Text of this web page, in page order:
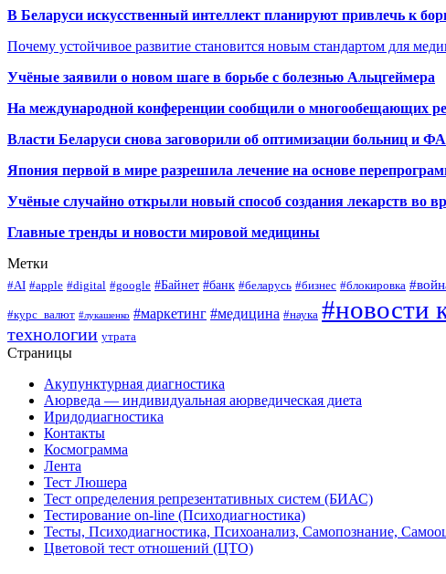
В Беларуси искусственный интеллект планируют привлечь к
Почему устойчивое развитие становится новым стандартом для
Учёные заявили о новом шаге в борьбе с болезнью Альцгеймера
На международной конференции сообщили о многообещающих
Власти Беларуси снова заговорили об оптимизации больниц и
Япония первой в мире разрешила лечение на основе
Учёные случайно открыли новый способ создания лекарств во
Главные тренды и новости мировой медицины
Метки
#AI #apple #digital #google #Байнет #банк #беларусь #бизнес #блокировка
#курс_валют #лукашенко #маркетинг #медицина #наука #новости
технологии утрата
Страницы
Акупунктурная диагностика
Аюрведа — индивидуальная аюрведическая диета
Иридодиагностика
Контакты
Космограмма
Лента
Тест Люшера
Тест определения репрезентативных систем (БИАС)
Тестирование on-line (Психодиагностика)
Тесты, Психодиагностика, Психоанализ, Самопознание,
Цветовой тест отношений (ЦТО)